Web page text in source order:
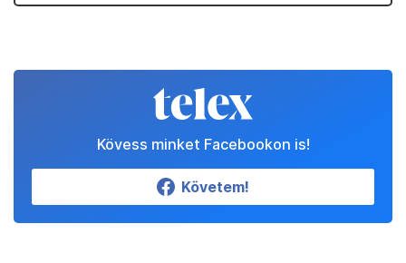
Kövess minket Facebookon is!
Követem!